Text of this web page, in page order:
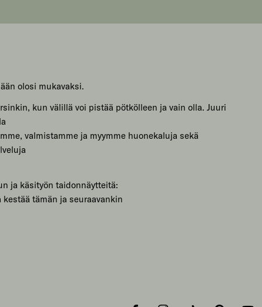
olosi mukavaksi.
kun välillä voi pistää pötkölleen ja vain olla. Juuri
valmistamme ja myymme huonekaluja sekä
ja käsityön taidonnäytteitä:
tämän ja seuraavankin